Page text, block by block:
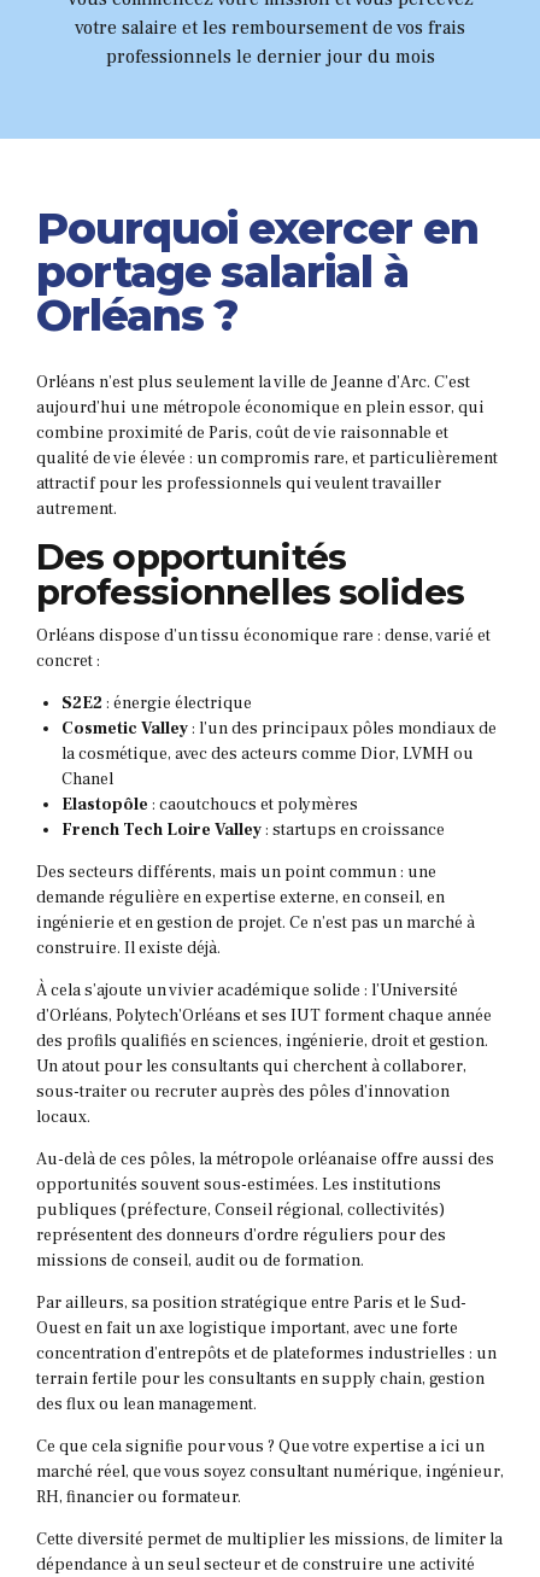
8
9
0
votre salaire et les remboursement de vos frais
professionnels le dernier jour du mois
Pourquoi exercer en
portage salarial à
Orléans ?
Orléans n’est plus seulement la ville de Jeanne d’Arc. C’est
aujourd’hui une métropole économique en plein essor, qui
combine proximité de Paris, coût de vie raisonnable et
qualité de vie élevée : un compromis rare, et particulièrement
attractif pour les professionnels qui veulent travailler
autrement.
Des opportunités
professionnelles solides
Orléans dispose d’un tissu économique rare : dense, varié et
concret :
S2E2 : énergie électrique
Cosmetic Valley: l’un des principaux pôles mondiaux de
la cosmétique, avec des acteurs comme Dior, LVMH ou
Chanel
Elastopôle : caoutchoucs et polymères
French Tech Loire Valley: startups en croissance
Des secteurs différents, mais un point commun: une
demande régulière en expertise externe, en conseil, en
ingénierie et en gestion de projet. Ce n’est pas un marché à
construire. Il existe déjà.
À cela s’ajoute un vivier académique solide : l’Université
d’Orléans, Polytech’Orléans et ses IUT forment chaque année
des profils qualifiés en sciences, ingénierie, droit et gestion.
Un atout pour les consultants qui cherchent à collaborer,
sous-traiter ou recruter auprès des pôles d’innovation
locaux.
Au-delà de ces pôles, la métropole orléanaise offre aussi des
opportunités souvent sous-estimées. Les institutions
publiques (préfecture, Conseil régional, collectivités)
représentent des donneurs d’ordre réguliers pour des
missions de conseil, audit ou de formation.
Par ailleurs, sa position stratégique entre Paris et le Sud-
Ouest en fait un axe logistique important, avec une forte
concentration d’entrepôts et de plateformes industrielles : un
terrain fertile pour les consultants en supply chain, gestion
des flux ou lean management.
Ce que cela signifie pour vous ? Que votre expertise a ici un
marché réel, que vous soyez consultant numérique, ingénieur,
RH, financier ou formateur.
Cette diversité permet de multiplier les missions, de limiter la
dépendance à un seul secteur et de construire une activité